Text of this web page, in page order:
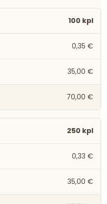
100 kpl
0,35 €
35,00 €
70,00 €
250 kpl
0,33 €
35,00 €